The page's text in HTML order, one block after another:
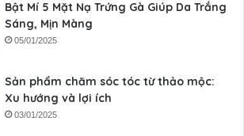
Bật Mí 5 Mặt Nạ Trứng Gà Giúp Da Trắng
Sáng, Mịn Màng
05/01/2025
Sản phẩm chăm sóc tóc từ thảo mộc:
Xu hướng và lợi ích
03/01/2025